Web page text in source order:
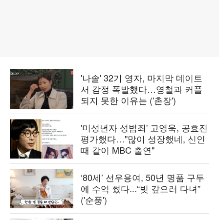
'나솔' 32기 영자, 마지막 데이트
서 감정 폭발했다…영철과 커플
되지 못한 이유는 ('촌장')
'미성년자 성범죄' 고영욱, 공효진
평가했다…"많이 성장했네, 신인
때 같이 MBC 출연"
‘80세’ 선우용여, 50년 명품 구두
에 수억 썼다...“빚 갚으러 다녀”
('순풍')